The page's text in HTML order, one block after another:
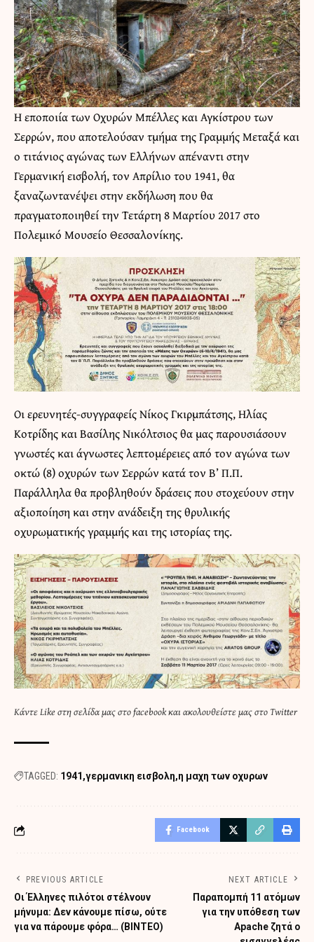
Η εποποιία των Οχυρών Μπέλλες και Αγκίστρου των
Σερρών, που αποτελούσαν τμήμα της Γραμμής Μεταξά και
ο τιτάνιος αγώνας των Ελλήνων απέναντι στην
Γερμανική εισβολή, τον Απρίλιο του 1941, θα
ξαναζωντανέψει στην εκδήλωση που θα
πραγματοποιηθεί την Τετάρτη 8 Μαρτίου 2017 στο
Πολεμικό Μουσείο Θεσσαλονίκης.
Οι ερευνητές-συγγραφείς Νίκος Γκιρμπάτσης, Ηλίας
Κοτρίδης και Βασίλης Νικόλτσιος θα μας παρουσιάσουν
γνωστές και άγνωστες λεπτομέρειες από τον αγώνα των
οκτώ (8) οχυρών των Σερρών κατά τον Β’ Π.Π.
Παράλληλα θα προβληθούν δράσεις που στοχεύουν στην
αξιοποίηση και στην ανάδειξη της θρυλικής
οχυρωματικής γραμμής και της ιστορίας της.
ΚάντεLike στη σελίδα μας στο facebookκαιακολουθείστε μας στο Twitter
TAGGED: 1941 γερμανικη εισβολη η μαχη των οχυρων
Facebook
PREVIOUS ARTICLE
Οι Έλληνες πιλότοι στέλνουν
μήνυμα: Δεν κάνουμε πίσω, ούτε
για να πάρουμε φόρα… (ΒΙΝΤΕΟ)
NEXT ARTICLE
Παραπομπή 11 ατόμων
για την υπόθεση των
Apache ζητά ο